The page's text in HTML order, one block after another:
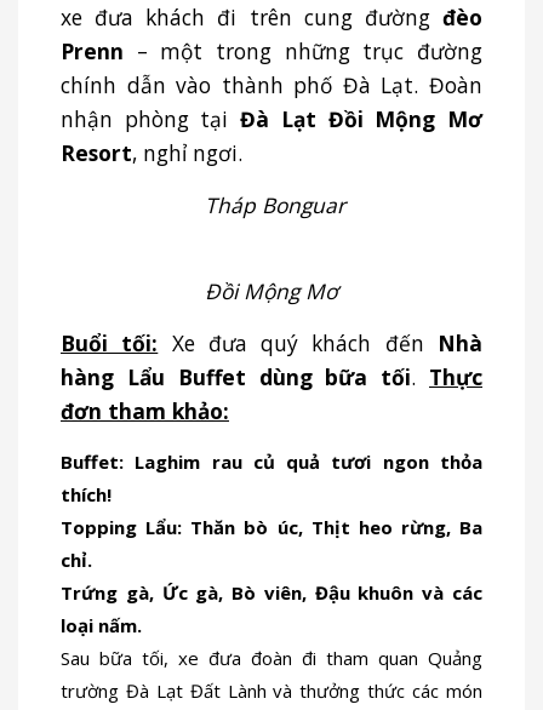
xe đưa khách đi trên cung đường đèo
Prenn – một trong những trục đường
chính dẫn vào thành phố Đà Lạt. Đoàn
nhận phòng tạiĐà Lạt Đồi Mộng Mơ
Resort, nghỉ ngơi.
Tháp Bonguar
Đồi Mộng Mơ
Buổi tối: Xe đưa quý khách đến Nhà
hàng Lẩu Buffet dùng bữa tối. Thực
đơn tham khảo:
Buffet: Laghim rau củ quả tươi ngon thỏa
thích!
Topping Lẩu: Thăn bò úc, Thịt heo rừng, Ba
chỉ.
Trứng gà, Ức gà, Bò viên, Đậu khuôn và các
loại nấm.
Sau bữa tối, xe đưa đoàn đi tham quan Quảng
trường Đà Lạt Đất Lành và thưởng thức các món